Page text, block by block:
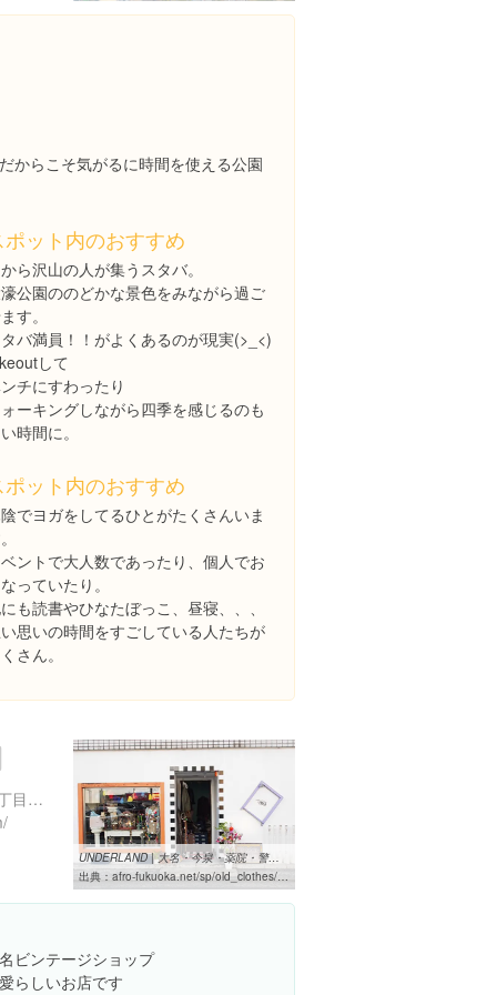
からこそ気がるに時間を使える公園
ポット内のおすすめ
ら沢山の人が集うスタバ。
公園ののどかな景色をみながら過ご
す。
バ満員！！がよくあるのが現実(>_<)
して
チにすわったり
ーキングしながら四季を感じるのも
時間に。
ポット内のおすすめ
でヨガをしてるひとがたくさんいま
ントで大人数であったり、個人でお
っていたり。
も読書やひなたぼっこ、昼寝、、、
思いの時間をすごしている人たちが
さん。
福岡県福岡市中央区今泉１丁目１７-２１ 810 0021 丁目
UNDERLAND | 大名・今泉・薬院・警固エリアの古着屋 ｜ 【福岡古着特集 ...
出典： afro-fukuoka.net/sp/old_clothes/single/underland
ビンテージショップ
らしいお店です